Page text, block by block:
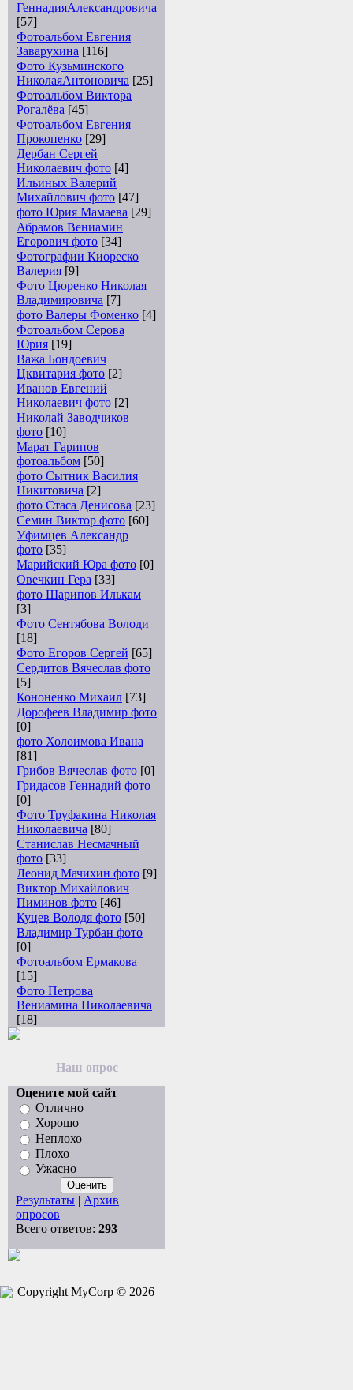
ГеннадияАлександровича
[57]
Фотоальбом Евгения
Заварухина [116]
Фото Кузьминского
НиколаяАнтоновича [25]
Фотоальбом Виктора
Рогалёва [45]
Фотоальбом Евгения
Прокопенко [29]
Дербан Сергей
Николаевич фото [4]
Ильиных Валерий
Михайлович фото [47]
фото Юрия Мамаева [29]
Абрамов Вениамин
Егорович фото [34]
Фотографии Киореско
Валерия [9]
Фото Цюренко Николая
Владимировича [7]
фото Валеры Фоменко [4]
Фотоальбом Серова
Юрия [19]
Важа Бондоевич
Цквитария фото [2]
Иванов Евгений
Николаевич фото [2]
Николай Заводчиков
фото [10]
Марат Гарипов
фотоальбом [50]
фото Сытник Василия
Никитовича [2]
фото Стаса Денисова [23]
Семин Виктор фото [60]
Уфимцев Александр
фото [35]
Марийский Юра фото [0]
Овечкин Гера [33]
фото Шарипов Илькам
[3]
Фото Сентябова Володи
[18]
Фото Егоров Сергей [65]
Сердитов Вячеслав фото
[5]
Кононенко Михаил [73]
Дорофеев Владимир фото
[0]
фото Холоимова Ивана
[81]
Грибов Вячеслав фото [0]
Гридасов Геннадий фото
[0]
Фото Труфакина Николая
Николаевича [80]
Станислав Несмачный
фото [33]
Леонид Мачихин фото [9]
Виктор Михайлович
Пиминов фото [46]
Куцев Володя фото [50]
Владимир Турбан фото
[0]
Фотоальбом Ермакова
[15]
Фото Петрова
Вениамина Николаевича
[18]
Наш опрос
Оцените мой сайт
Отлично
Хорошо
Неплохо
Плохо
Ужасно
Результаты | Архив
опросов
Всего ответов: 293
Copyright MyCorp © 2026